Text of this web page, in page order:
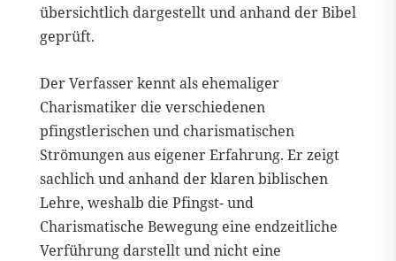
übersichtlich dargestellt und anhand der Bibel
geprüft.
Der Verfasser kennt als ehemaliger
Charismatiker die verschiedenen
pfingstlerischen und charismatischen
Strömungen aus eigener Erfahrung. Er zeigt
sachlich und anhand der klaren biblischen
Lehre, weshalb die Pfingst- und
Charismatische Bewegung eine endzeitliche
Verführung darstellt und nicht eine